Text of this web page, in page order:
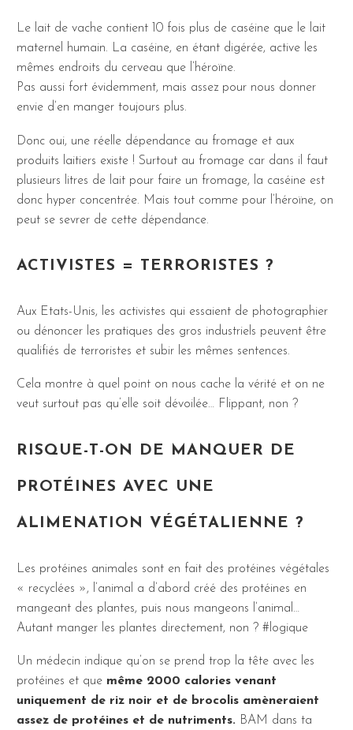
Le lait de vache contient 10 fois plus de caséine que le lait
maternel humain. La caséine, en étant digérée, active les
mêmes endroits du cerveau que l’héroïne.
Pas aussi fort évidemment, mais assez pour nous donner
envie d’en manger toujours plus.
Donc oui, une réelle dépendance au fromage et aux
produits laitiers existe ! Surtout au fromage car dans il faut
plusieurs litres de lait pour faire un fromage, la caséine est
donc hyper concentrée. Mais tout comme pour l’héroïne, on
peut se sevrer de cette dépendance.
ACTIVISTES = TERRORISTES ?
Aux Etats-Unis, les activistes qui essaient de photographier
ou dénoncer les pratiques des gros industriels peuvent être
qualifiés de terroristes et subir les mêmes sentences.
Cela montre à quel point on nous cache la vérité et on ne
veut surtout pas qu’elle soit dévoilée… Flippant, non ?
RISQUE-T-ON DE MANQUER DE
PROTÉINES AVEC UNE
ALIMENATION VÉGÉTALIENNE ?
Les protéines animales sont en fait des protéines végétales
« recyclées », l’animal a d’abord créé des protéines en
mangeant des plantes, puis nous mangeons l’animal…
Autant manger les plantes directement, non ? #logique
Un médecin indique qu’on se prend trop la tête avec les
protéines et que même 2000 calories venant
uniquement de riz noir et de brocolis amèneraient
assez de protéines et de nutriments. BAM dans ta